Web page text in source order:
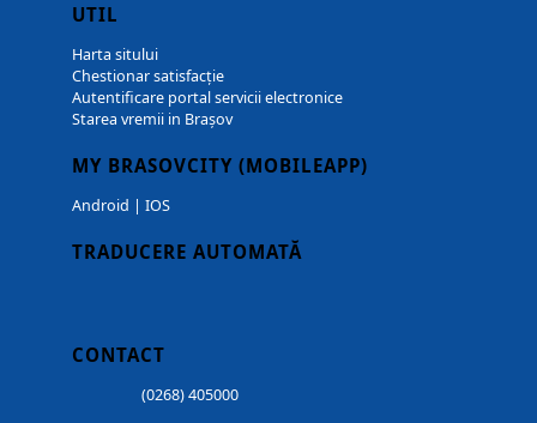
UTIL
Harta sitului
Chestionar satisfacție
Autentificare portal servicii electronice
Starea vremii in Brașov
MY BRASOVCITY (MOBILEAPP)
Android | IOS
TRADUCERE AUTOMATĂ
CONTACT
(0268) 405000